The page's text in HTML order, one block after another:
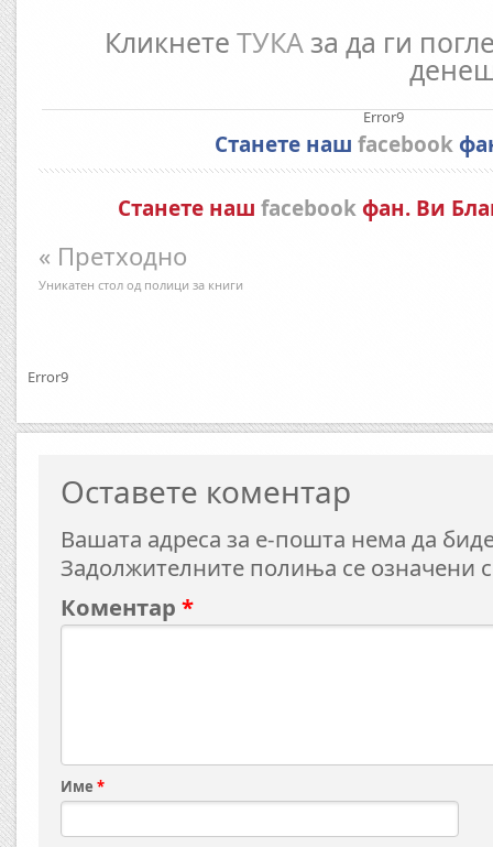
Кликнете ТУКАза да ги
Станете наш facebook
Станете наш facebookфан. Ви
« Претходно
Уникатен стол од полици за книги
Error9
Error9
Оставете коментар
Вашата адреса за е-пошта нема да
Задолжителните полиња се означени
Коментар *
Име *